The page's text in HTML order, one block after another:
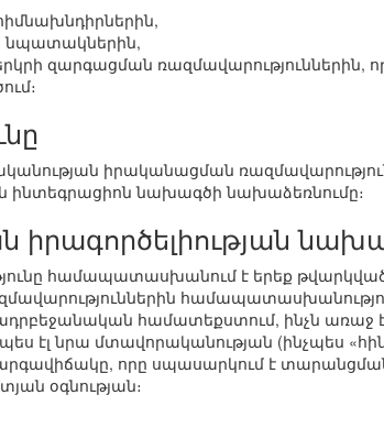
զարգացման ռազմավարություններին,
իրականացման
նախագծի նախաձեռնումը։
իրագործելիության
համապատասխանում է երեք թվարկված
համատեքստում, ինչն առաջ
էլ նրա մտավորականության (ինչպես
որը սպասարկում է
օգնության։